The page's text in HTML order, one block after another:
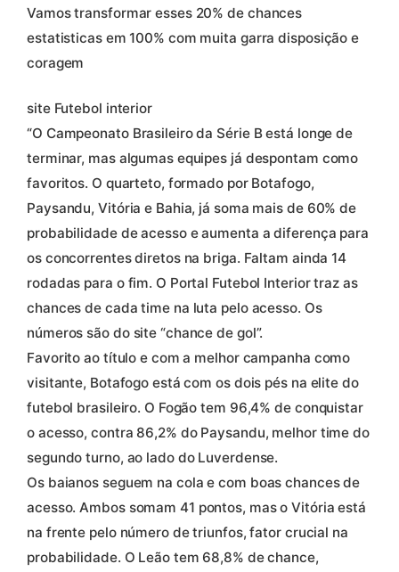
Vamos transformar esses 20% de chances
estatisticas em 100% com muita garra disposição e
coragem
site Futebol interior
“O Campeonato Brasileiro da Série B está longe de
terminar, mas algumas equipes já despontam como
favoritos. O quarteto, formado por Botafogo,
Paysandu, Vitória e Bahia, já soma mais de 60% de
probabilidade de acesso e aumenta a diferença para
os concorrentes diretos na briga. Faltam ainda 14
rodadas para o fim. O Portal Futebol Interior traz as
chances de cada time na luta pelo acesso. Os
números são do site “chance de gol”.
Favorito ao título e com a melhor campanha como
visitante, Botafogo está com os dois pés na elite do
futebol brasileiro. O Fogão tem 96,4% de conquistar
o acesso, contra 86,2% do Paysandu, melhor time do
segundo turno, ao lado do Luverdense.
Os baianos seguem na cola e com boas chances de
acesso. Ambos somam 41 pontos, mas o Vitória está
na frente pelo número de triunfos, fator crucial na
probabilidade. O Leão tem 68,8% de chance,